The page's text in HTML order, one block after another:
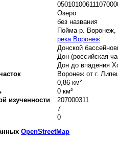
Озеро
без названия
Пойма р. Воронеж,
река Воронеж
Донской
Дон (российская
Дон до впадения
Воронеж от г.
0,86 км²
0 км²
изученности
207000311
7
0
OpenStreetMap